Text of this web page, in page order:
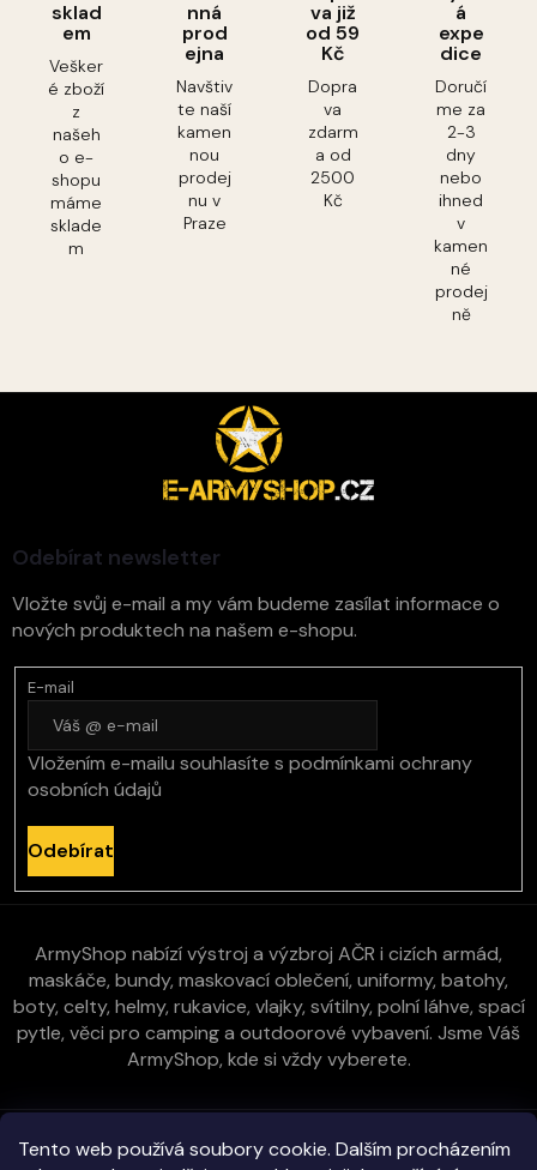
Tento web používá soubory cookie. Dalším procházením
sklad
em
Vešker
é zboží
z
našeh
o e-
shopu
máme
sklade
m
nná
prod
ejna
Navštiv
te naší
kamen
nou
prodej
nu v
Praze
va již
od 59
Kč
Dopra
va
zdarm
a od
2500
Kč
á
expe
dice
Doručí
me za
2-3
dny
nebo
ihned
v
kamen
né
prodej
ně
Odebírat newsletter
Vložte svůj e-mail a my vám budeme zasílat informace o
nových produktech na našem e-shopu.
E-mail
Vložením e-mailu souhlasíte s podmínkami ochrany
osobních údajů
Odebírat
ArmyShop nabízí výstroj a výzbroj AČR i cizích armád,
maskáče, bundy, maskovací oblečení, uniformy, batohy,
boty, celty, helmy, rukavice, vlajky, svítilny, polní láhve, spací
pytle, věci pro camping a outdoorové vybavení. Jsme Váš
ArmyShop, kde si vždy vyberete.
Zákaznická péče